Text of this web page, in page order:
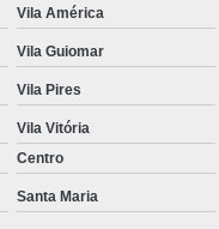
Vila América
Vila Guiomar
Vila Pires
Vila Vitória
Centro
Santa Maria